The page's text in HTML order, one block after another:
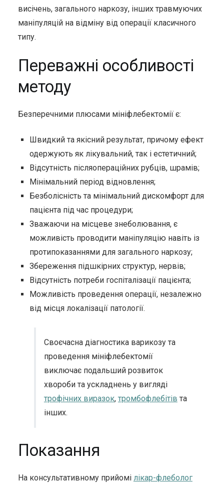
висічень, загального наркозу, інших травмуючих
маніпуляцій на відміну від операції класичного
типу.
Переважні особливості
методу
Безперечними плюсами мініфлебектомії є:
Швидкий та якісний результат, причому ефект
одержують як лікувальний, так і естетичний;
Відсутність післяопераційних рубців, шрамів;
Мінімальний період відновлення;
Безболісність та мінімальний дискомфорт для
пацієнта під час процедури;
Зважаючи на місцеве знеболювання, є
можливість проводити маніпуляцію навіть із
протипоказаннями для загального наркозу;
Збереження підшкірних структур, нервів;
Відсутність потреби госпіталізації пацієнта;
Можливість проведення операції, незалежно
від місця локалізації патології.
Своєчасна діагностика варикозу та
проведення мініфлебектомії
виключає подальший розвиток
хвороби та ускладнень у вигляді
трофічних виразок, тромбофлебітів та
інших.
Показання
На консультативному прийомі лікар-флеболог